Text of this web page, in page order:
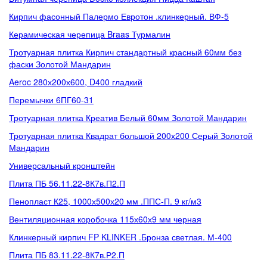
Кирпич фасонный Палермо Евротон .клинкерный. ВФ-5
Керамическая черепица Braas Турмалин
Тротуарная плитка Кирпич стандартный красный 60мм без
фаски Золотой Мандарин
Aeroc 280х200х600, D400 гладкий
Перемычки 6ПГ60-31
Тротуарная плитка Креатив Белый 60мм Золотой Мандарин
Тротуарная плитка Квадрат большой 200х200 Серый Золотой
Мандарин
Универсальный кронштейн
Плита ПБ 56.11.22-8К7в.П2.П
Пенопласт К25, 1000х500х20 мм .ППС-П. 9 кг/м3
Вентиляционная коробочка 115х60х9 мм черная
Клинкерный кирпич FP KLINKER .Бронза светлая. М-400
Плита ПБ 83.11.22-8К7в.Р2.П